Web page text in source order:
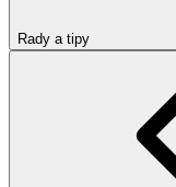
Rady a tipy